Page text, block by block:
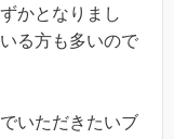
かとなりまし
る方も多いので
いただきたいブ